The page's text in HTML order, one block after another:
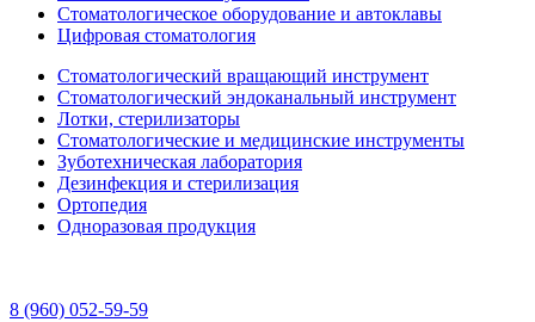
Стоматологическое оборудование и автоклавы
Цифровая стоматология
Стоматологический вращающий инструмент
Стоматологический эндоканальный инструмент
Лотки, стерилизаторы
Стоматологические и медицинские инструменты
Зуботехническая лаборатория
Дезинфекция и стерилизация
Ортопедия
Одноразовая продукция
8 (960) 052-59-59